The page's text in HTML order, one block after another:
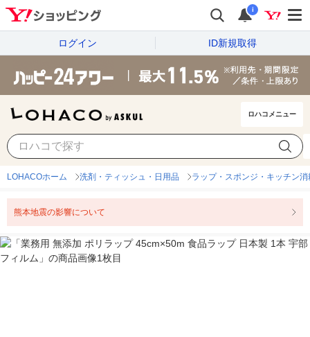
i
ログイン ID新規取得
ロハコメニュー
LOHACOホーム 洗剤・ティッシュ・日用品 ラップ・スポンジ・キッチン消
熊本地震の影響について